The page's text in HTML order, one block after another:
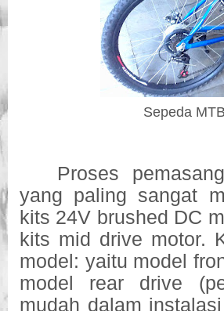
Sepeda
Proses
yang paling sangat
kits 24V brushed DC
kits mid drive motor.
model: yaitu model
model rear drive
mudah dalam